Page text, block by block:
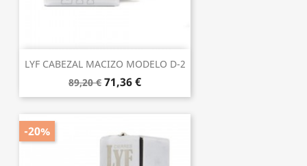
LYF CABEZAL MACIZO MODELO D-2
89,20 € 71,36 €
-20%